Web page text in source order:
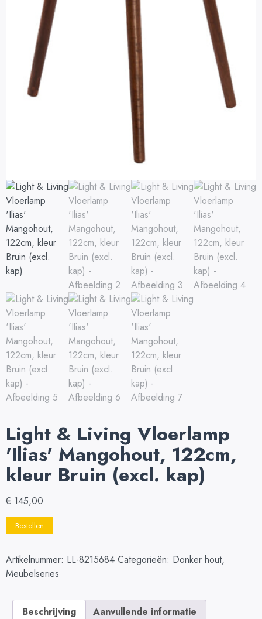
Light & Living Vloerlamp
'Ilias' Mangohout, 122cm,
kleur Bruin (excl. kap)
€ 145,00
Bestellen
Artikelnummer: LL-8215684 Categorieën: Donker hout,
Meubelseries
Beschrijving Aanvullende informatie